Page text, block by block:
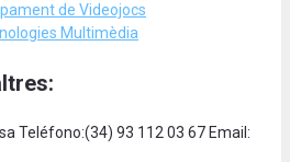
de Videojocs
Multimèdia
Teléfono:(34) 93 112 03 67 Email: